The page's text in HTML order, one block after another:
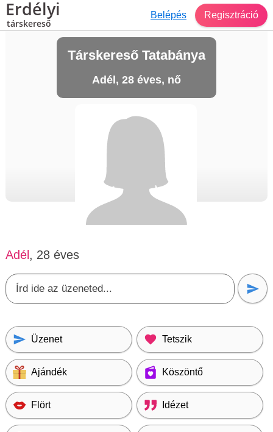
Erdélyi
társkereső
Belépés Regisztráció
Társkereső Tatabánya
Adél, 28 éves, nő
Adél , 28 éves
Üzenet Tetszik
Ajándék Köszöntő
Flört Idézet